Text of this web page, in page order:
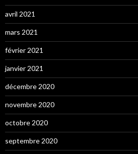
avril 2021
mars 2021
février 2021
janvier 2021
décembre 2020
novembre 2020
octobre 2020
septembre 2020